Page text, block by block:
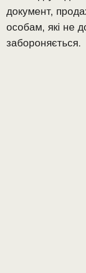
документ,
особам, які не
забороняється.